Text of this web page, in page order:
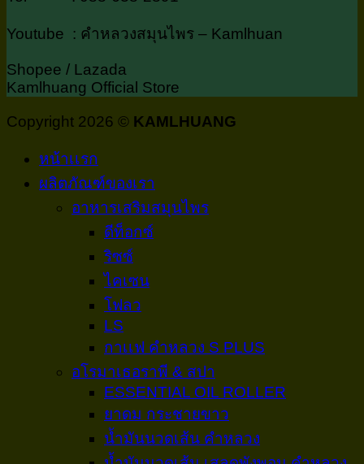
Youtube : คำหลวงสมุนไพร – Kamlhuan
Shopee / Lazada
Kamlhuang Official Store
Copyright 2026 © KAMLHUANG
หน้าเเรก
ผลิตภัณฑ์ของเรา
อาหารเสริมสมุนไพร
ดีท็อกซ์
ริซซ์
ไคเซน
โฟลว
LS
กาเเฟ คำหลวง S PLUS
อโรมาเธอราพี & สปา
ESSENTIAL OIL ROLLER
ยาดม กระชายขาว
น้ำมันนวดเส้น คำหลวง